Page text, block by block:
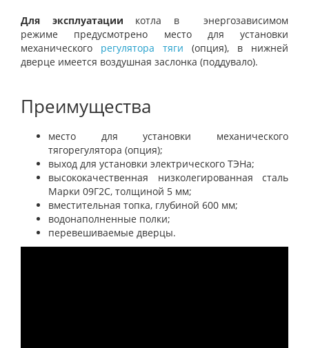
Для эксплуатации котла в энергозависимом
режиме предусмотрено место для установки
механического регулятора тяги (опция), в нижней
дверце имеется воздушная заслонка (поддувало).
Преимущества
место для установки механического
тягорегулятора (опция);
выход для установки электрического ТЭНа;
высококачественная низколегированная сталь
Марки 09Г2С, толщиной 5 мм;
вместительная топка, глубиной 600 мм;
водонаполненные полки;
перевешиваемые дверцы.